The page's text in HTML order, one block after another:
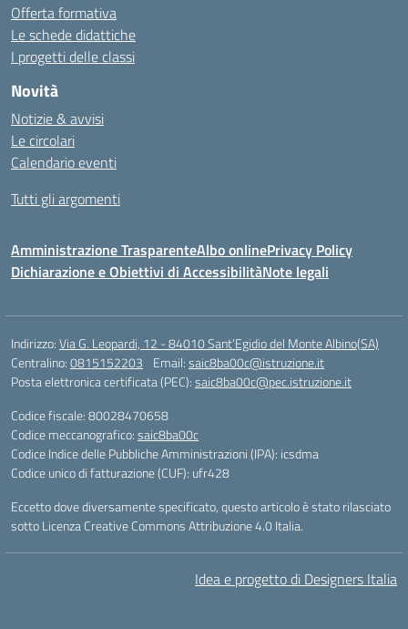
Offerta formativa
Le schede didattiche
I progetti delle classi
Novità
Notizie & avvisi
Le circolari
Calendario eventi
Tutti gli argomenti
Amministrazione TrasparenteAlbo onlinePrivacy Policy
Dichiarazione e Obiettivi di AccessibilitàNote legali
Indirizzo:Via G. Leopardi, 12 - 84010 Sant’Egidio del Monte Albino(SA)
Centralino:0815152203 Email:saic8ba00c@istruzione.it
Posta elettronica certificata (PEC):saic8ba00c@pec.istruzione.it
Codice fiscale: 80028470658
Codice meccanografico:saic8ba00c
Codice Indice delle Pubbliche Amministrazioni (IPA): icsdma
Codice unico di fatturazione (CUF): ufr428
Eccetto dove diversamente specificato, questo articolo è stato rilasciato
sotto Licenza Creative Commons Attribuzione 4.0 Italia.
Idea e progetto di Designers Italia